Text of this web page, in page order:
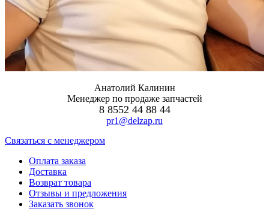
Анатолий Калинин
Менеджер по продаже запчастей
8 8552 44 88 44
pr1@delzap.ru
Cвязаться с менеджером
Оплата заказа
Доставка
Возврат товара
Отзывы и предложения
Заказать звонок